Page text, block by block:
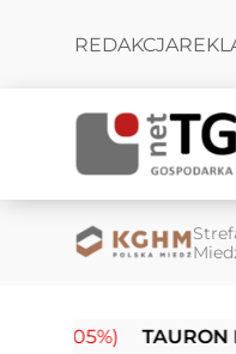
REDAKCJA
TAURON Polska